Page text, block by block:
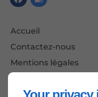
Accueil
Contactez-nous
Mentions légales